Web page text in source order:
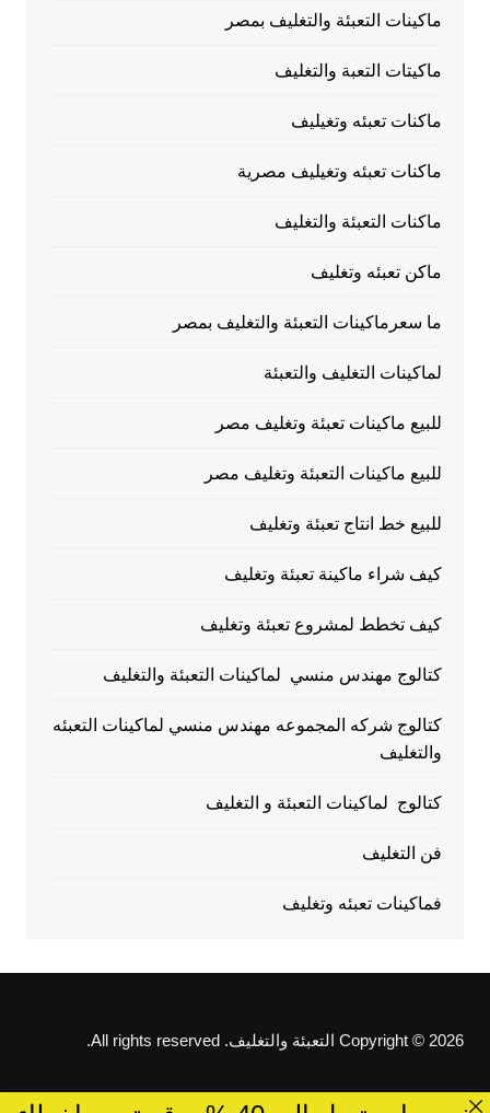
ماكينات التعبئة والتغليف بمصر
ماكيتات التعبة والتغليف
ماكنات تعبئه وتغيليف
ماكنات تعبئه وتغيليف مصرية
ماكنات التعبئة والتغليف
ماكن تعبئه وتغليف
ما سعرماكينات التعبئة والتغليف بمصر
لماكينات التغليف والتعبئة
للبيع ماكينات تعبئة وتغليف مصر
للبيع ماكينات التعبئة وتغليف مصر
للبيع خط انتاج تعبئة وتغليف
كيف شراء ماكينة تعبئة وتغليف
كيف تخطط لمشروع تعبئة وتغليف
كتالوج مهندس منسي لماكينات التعبئة والتغليف
كتالوج شركه المجموعه مهندس منسي لماكينات التعبئه
والتغليف
كتالوج لماكينات التعبئة و التغليف
فن التغليف
فماكينات تعبئه وتغليف
Copyright © 2026 التعبئة والتغليف. All rights reserved.